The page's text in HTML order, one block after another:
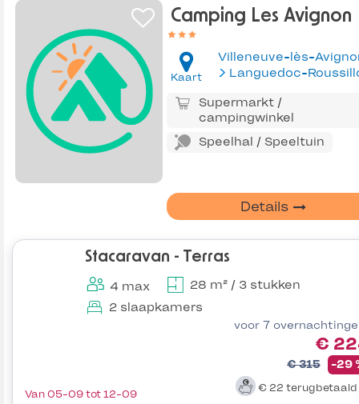
Camping Les Avignon
Kaart
Villeneuve-lès-
Languedoc-
Supermarkt /
campingwinkel
Speelhal / Speeltuin
Details
Stacaravan - Terras
4 max
28 m² / 3 stukken
2 slaapkamers
voor 7
€
€ 315 -29
€ 22 terugbetaald
Van 05-09 tot 12-09